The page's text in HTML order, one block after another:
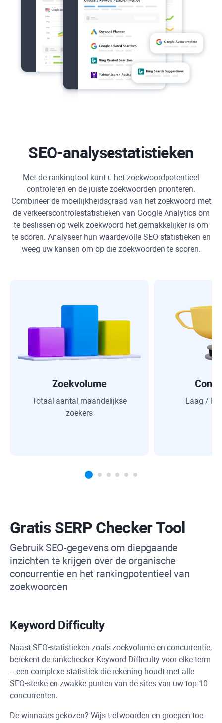
SEO-analysestatistieken
Met de rankingtool kunt u het zoekwoordpotentieel
controleren en de juiste zoekwoorden prioriteren.
Combineer de moeilijkheidsgraad van het zoekwoord met
de verkeerscontrolestatistieken van Google Analyticsom
te beslissen op welk zoekwoord het gemakkelijker is om
te scoren. Analyseer hun waardevolle SEO-statistieken en
weeg uw kansen om op die zoekwoorden te scoren.
Zoekvolume
Totaal aantal maandelijkse
zoekers
Laag /
Gratis SERP Checker Tool
Gebruik SEO-gegevens om diepgaande
inzichten te krijgen over de organische
concurrentie en het rankingpotentieel van
zoekwoorden
Keyword Difficulty
Naast SEO-statistieken zoals zoekvolume en concurrentie,
berekent de rankchecker Keyword Difficulty voor elke term
– een complexe statistiek die rekening houdt met alle
SEO-sterke en zwakke punten van de sites van uw top 10
concurrenten.
De winnaars gekozen? Wijs trefwoorden en groepen toe